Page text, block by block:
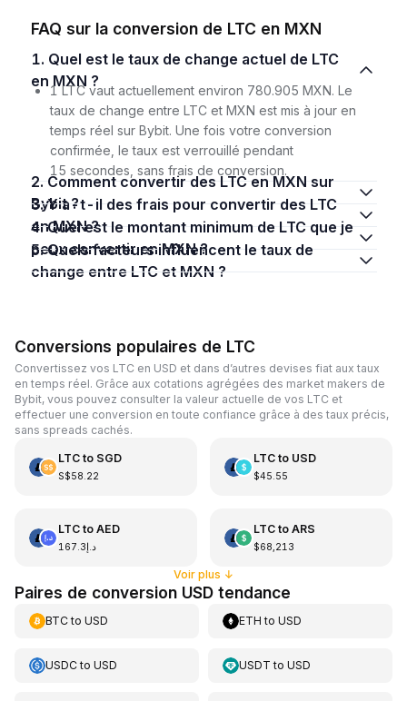
FAQ sur la conversion de LTC en MXN
1. Quel est le taux de change actuel de LTC
en MXN ?
1 LTC vaut actuellement environ 780.905 MXN. Le
taux de change entre LTC et MXN est mis à jour en
temps réel sur Bybit. Une fois votre conversion
confirmée, le taux est verrouillé pendant
15 secondes, sans frais de conversion.
2. Comment convertir des LTC en MXN sur
Bybit ?
3. Y a-t-il des frais pour convertir des LTC
en MXN ?
4. Quel est le montant minimum de LTC que je
peux convertir en MXN ?
5. Quels facteurs influencent le taux de
change entre LTC et MXN ?
Conversions populaires de LTC
Convertissez vos LTC en USD et dans d’autres devises fiat aux taux
en temps réel. Grâce aux cotations agrégées des market makers de
Bybit, vous pouvez consulter la valeur actuelle de vos LTC et
effectuer une conversion en toute confiance grâce à des taux précis,
sans spreads cachés.
LTCto SGD
S$58.22
LTCto USD
$45.55
LTCto AED
د.إ167.3
LTCto ARS
$68,213
Voir plus ↓
Paires de conversion USD tendance
BTCto USD ETH toUSD
USDCto USD USDT toUSD